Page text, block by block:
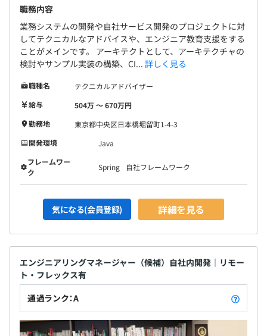
職務内容
業務システムの開発や自社サービス開発のプロジェクトに対
してテクニカルなアドバイスや、エンジニア教育支援をする
ことがメインです。 アーキテクトとして、アーキテクチャの
検討やサンプル実装の構築、CI... 詳しく見る
職種名
テクニカルアドバイザー
給与
504万 〜 670万円
勤務地
東京都中央区日本橋堀留町1-4-3
開発環境
Java
フレームワー
ク
Spring 自社フレームワーク
気になる(会員登録) 詳細を見る
エンジニアリングマネージャー（候補）自社内開発｜リモー
ト・フレックス有
通過ランク：A